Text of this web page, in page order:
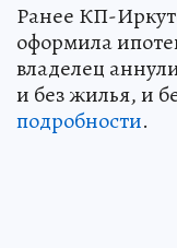
Ранее КП-
оформила
владелец
и без жилья, и
подробности.